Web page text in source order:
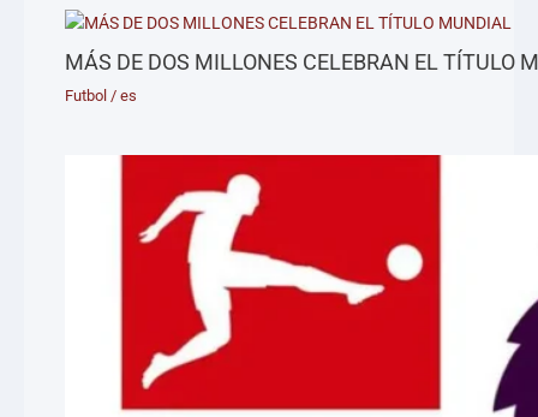
MÁS DE DOS MILLONES CELEBRAN EL TÍTULO
Futbol /es